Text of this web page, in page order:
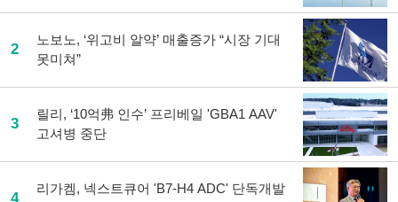
2
노보노, ‘위고비 알약’ 매출증가 “시장 기대
못미쳐”
3
릴리, ‘10억弗 인수’ 프리베일 'GBA1 AAV'
고셔병 중단
4
리가켐, 넥스트큐어 'B7-H4 ADC' 단독개발